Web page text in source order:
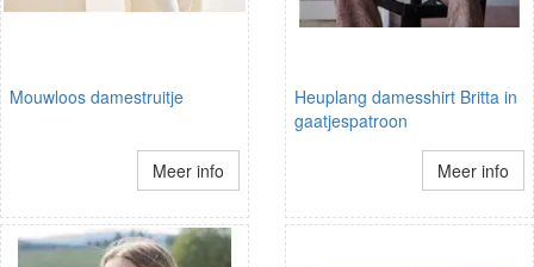
Mouwloos damestruitje
Meer info
Heuplang damesshirt Britta in
gaatjespatroon
Meer info